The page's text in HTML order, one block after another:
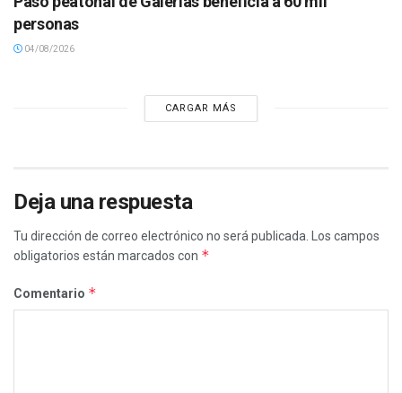
personas
04/08/2026
CARGAR MÁS
Deja una respuesta
Tu dirección de correo electrónico no será publicada.
Los campos
obligatorios están marcados con *
Comentario *